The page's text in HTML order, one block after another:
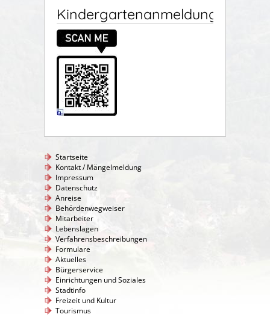
Kindergartenanmeldung
Startseite
Kontakt / Mängelmeldung
Impressum
Datenschutz
Anreise
Behördenwegweiser
Mitarbeiter
Lebenslagen
Verfahrensbeschreibungen
Formulare
Aktuelles
Bürgerservice
Einrichtungen und Soziales
Stadtinfo
Freizeit und Kultur
Tourismus